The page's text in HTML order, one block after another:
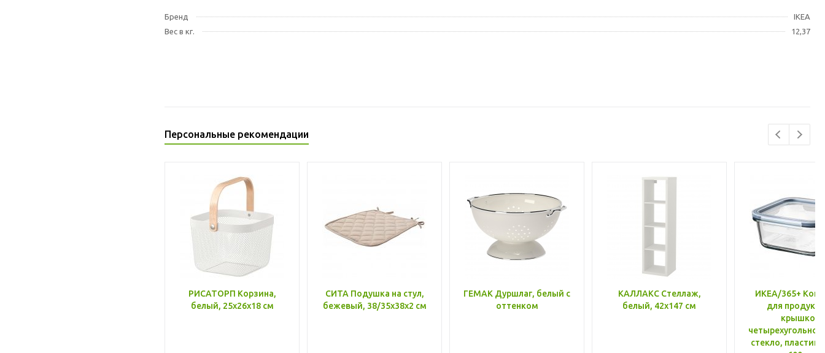
Бренд
IKEA
Вес в кг.
12,37
Персональные рекомендации
РИСАТОРП Корзина,
белый, 25x26x18 см
СИТА Подушка на стул,
бежевый, 38/35x38x2 см
ГЕМАК Дуршлаг, белый с
оттенком
КАЛЛАКС Стеллаж,
белый, 42x147 см
ИКЕА/365+
для
крышкой,
стекло, пластик